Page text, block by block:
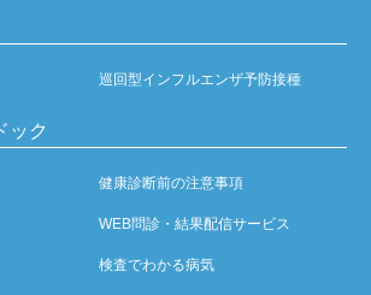
巡回型インフルエンザ予防接種
ック
健康診断前の注意事項
WEB問診・結果配信サービス
検査でわかる病気